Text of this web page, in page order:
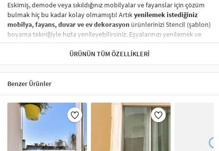
Eskimiş, demode veya sıkıldığınız mobilyalar ve fayanslar için çözüm
bulmak hiç bu kadar kolay olmamıştı! Artıkyenilemek istediğiniz
mobilya, fayans, duvar ve ev dekorasyon ürünlerinizi Stencil (şablon)
boyama tekniğiyle hızla yenileyebilirsiniz. Eşyalarınızı yenilemek ve
onlaramodern bir hava katmakhiç de pahalı ve zahmetli olmak
zorunda değil! Stencil şablonları, dilediğiniz her yüzeye pratik bir
şekildedesen uygulamanızısağlar ve mobilyalarınızın, duvarlarınızın,
kumaşlarınızın görünümünü anında değiştirebilir.
Çocuğunuzun dolabına, mutfak fayanslarına,
kumaşlara bile bant yardımıyla sabitleyip, istediğiniz renklerle
boyama yapabilirsiniz. Evinizi,
kişisel zevkinizle özelleştirebilir
boyama seti ile yaratıcı projeler gerçekleştirebilirsiniz.El işi ve ev
dekorasyonu
sevenler için stencil, kolayca uygulanabilecek eğlenceli
ve etkili bir aktivitedir.
ÜRÜNÜN TÜM ÖZELLIKLERI
Benzer Ürünler